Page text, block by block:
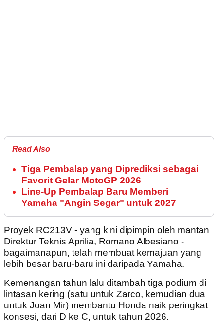
Read Also
Tiga Pembalap yang Diprediksi sebagai
Favorit Gelar MotoGP 2026
Line-Up Pembalap Baru Memberi
Yamaha "Angin Segar" untuk 2027
Proyek RC213V - yang kini dipimpin oleh mantan
Direktur Teknis Aprilia, Romano Albesiano -
bagaimanapun, telah membuat kemajuan yang
lebih besar baru-baru ini daripada Yamaha.
Kemenangan tahun lalu ditambah tiga podium di
lintasan kering (satu untuk Zarco, kemudian dua
untuk Joan Mir) membantu Honda naik peringkat
konsesi, dari D ke C, untuk tahun 2026.